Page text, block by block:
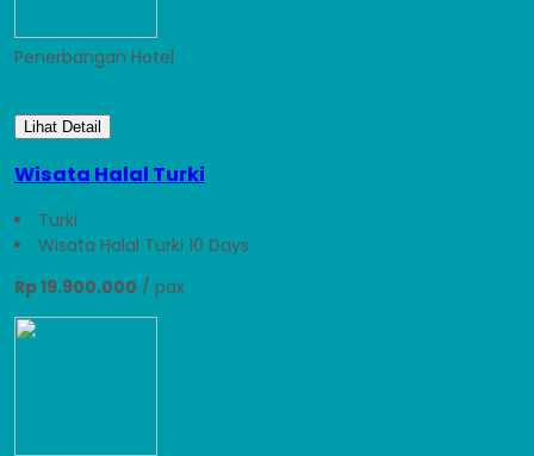
Penerbangan Hotel
Lihat Detail
Wisata Halal Turki
Turki
Wisata Halal Turki 10 Days
Rp 19.900.000 / pax